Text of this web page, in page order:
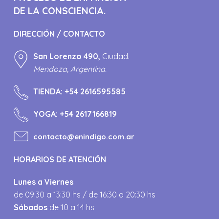
DE LA CONSCIENCIA.
DIRECCIÓN / CONTACTO
San Lorenzo 490, Ciudad.
Mendoza, Argentina.
TIENDA:+54 2616595585
YOGA:+54 2617166819
contacto@enindigo.com.ar
HORARIOS DE ATENCIÓN
Lunes a Viernes
de 09:30 a 13:30 hs / de 16:30 a 20:30 hs
Sábados de 10 a 14 hs